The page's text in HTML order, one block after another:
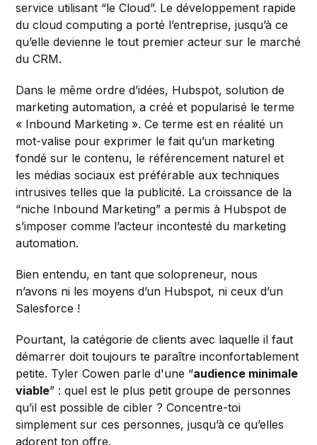
service utilisant “le Cloud”. Le développement rapide
du cloud computing a porté l’entreprise, jusqu’à ce
qu’elle devienne le tout premier acteur sur le marché
du CRM.
Dans le même ordre d’idées, Hubspot, solution de
marketing automation, a créé et popularisé le terme
« Inbound Marketing ». Ce terme est en réalité un
mot-valise pour exprimer le fait qu’un marketing
fondé sur le contenu, le référencement naturel et
les médias sociaux est préférable aux techniques
intrusives telles que la publicité. La croissance de la
“niche Inbound Marketing” a permis à Hubspot de
s’imposer comme l’acteur incontesté du marketing
automation.
Bien entendu, en tant que solopreneur, nous
n’avons ni les moyens d’un Hubspot, ni ceux d’un
Salesforce !
Pourtant, la catégorie de clients avec laquelle il faut
démarrer doit toujours te paraître inconfortablement
petite. Tyler Cowen parle d'une “audience minimale
viable” : quel est le plus petit groupe de personnes
qu’il est possible de cibler ? Concentre-toi
simplement sur ces personnes, jusqu’à ce qu’elles
adorent ton offre.